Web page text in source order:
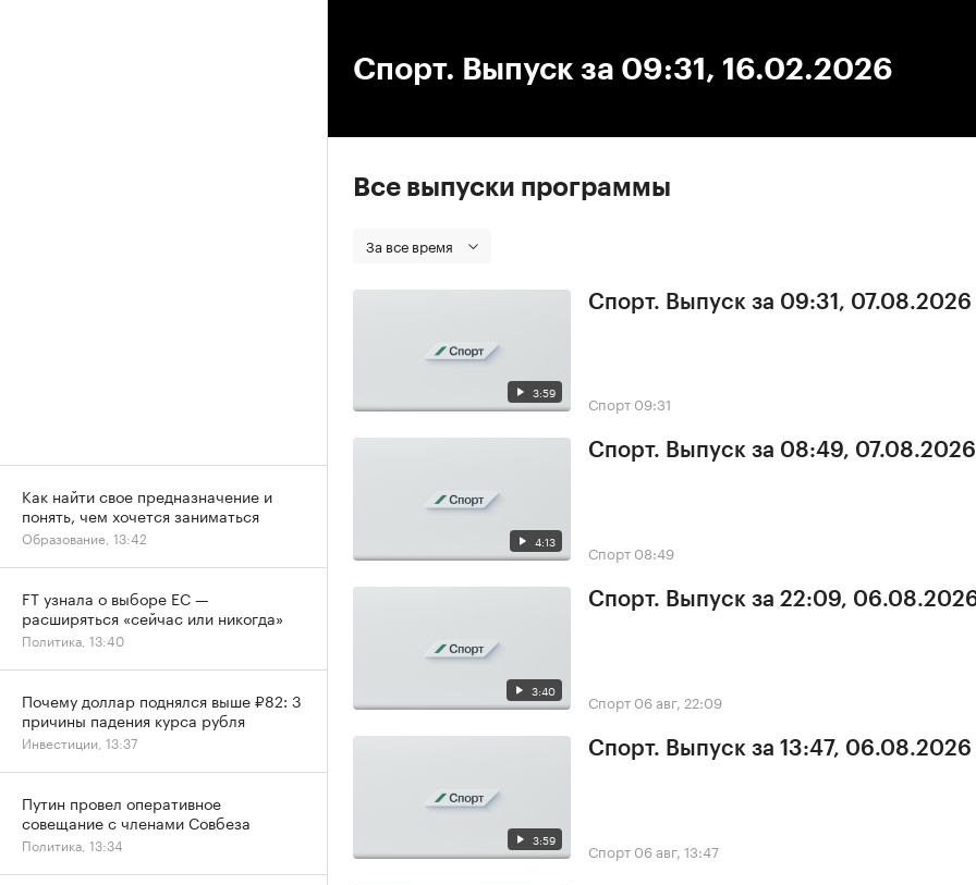
Спорт. Выпуск за 09:31, 16.02.2026
Все выпуски программы
За все время
3:59
Спорт. Выпуск за 09:31, 07.08.2026
Спорт 09:31
4:13
Спорт. Выпуск за 08:49, 07.08.2026
Спорт 08:49
3:40
Спорт. Выпуск за 22:09,
Спорт 06 авг, 22:09
3:59
Спорт. Выпуск за 13:47, 06.08.2026
Спорт 06 авг, 13:47
Как найти свое предназначение и
понять, чем хочется заниматься
Образование, 13:42
FT узнала о выборе ЕС —
расширяться «сейчас или никогда»
Политика, 13:40
Почему доллар поднялся выше ₽82: 3
причины падения курса рубля
Инвестиции, 13:37
Путин провел оперативное
совещание с членами Совбеза
Политика, 13:34